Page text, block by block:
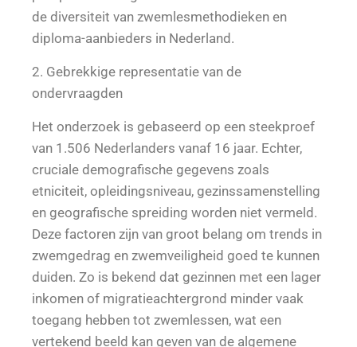
de diversiteit van zwemlesmethodieken en
diploma-aanbieders in Nederland.
2. Gebrekkige representatie van de
ondervraagden
Het onderzoek is gebaseerd op een steekproef
van 1.506 Nederlanders vanaf 16 jaar. Echter,
cruciale demografische gegevens zoals
etniciteit, opleidingsniveau, gezinssamenstelling
en geografische spreiding worden niet vermeld.
Deze factoren zijn van groot belang om trends in
zwemgedrag en zwemveiligheid goed te kunnen
duiden. Zo is bekend dat gezinnen met een lager
inkomen of migratieachtergrond minder vaak
toegang hebben tot zwemlessen, wat een
vertekend beeld kan geven van de algemene